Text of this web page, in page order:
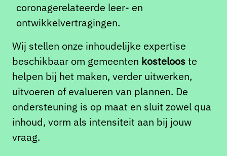
coronagerelateerde leer- en
ontwikkelvertragingen.
Wij stellen onze inhoudelijke expertise
beschikbaar om gemeenten kostelooste
helpen bij het maken, verder uitwerken,
uitvoeren of evalueren van plannen. De
ondersteuning is op maat en sluit zowel qua
inhoud, vorm als intensiteit aan bij jouw
vraag.